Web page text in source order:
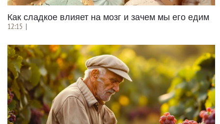
Как сладкое влияет на мозг и зачем мы его едим
12:15 |